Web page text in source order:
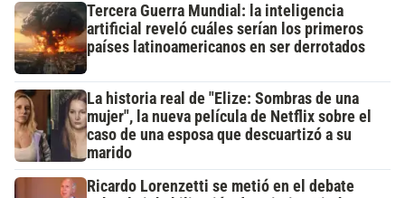
Tercera Guerra Mundial: la inteligencia
artificial reveló cuáles serían los primeros
países latinoamericanos en ser derrotados
La historia real de "Elize: Sombras de una
mujer", la nueva película de Netflix sobre el
caso de una esposa que descuartizó a su
marido
Ricardo Lorenzetti se metió en el debate